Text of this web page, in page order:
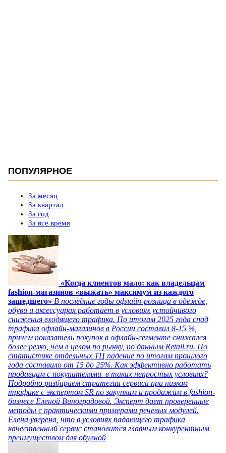
ПОПУЛЯРНОЕ
За месяц
За квартал
За год
За все время
«Когда клиентов мало: как владельцам
fashion-магазинов «выжать» максимум из каждого
зашедшего» В последние годы офлайн-розница в одежде,
обуви и аксессуарах работает в условиях устойчивого
снижения входящего трафика. По итогам 2025 года спад
трафика офлайн-магазинов в России составил 8-15 %,
причем показатель покупок в офлайн-сегменте снижался
более резко, чем в целом по рынку, по данным Retail.ru. По
статистике отдельных ТЦ падение по итогам прошлого
года составило от 15 до 25%. Как эффективно работать
продавцам с покупателями в таких непростых условиях?
Подробно разбираем стратегии сервиса при низком
трафике с экспертом SR по закупкам и продажам в fashion-
бизнесе Еленой Виноградовой. Эксперт дает проверенные
методы с практическими примерами речевых модулей.
Елена уверена, что в условиях падающего трафика
качественный сервис становится главным конкурентным
преимуществом для обувной